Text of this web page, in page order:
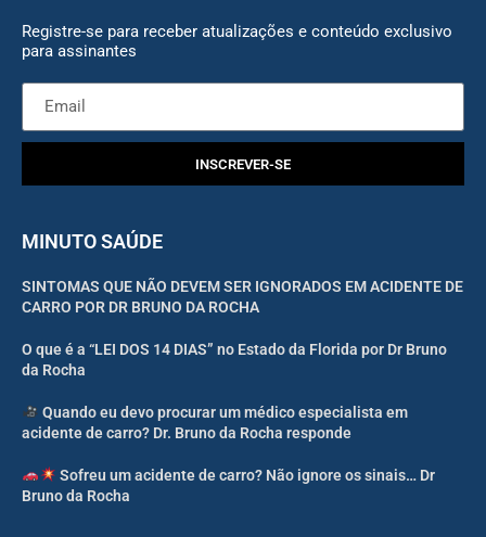
Registre-se para receber atualizações e conteúdo exclusivo
para assinantes
INSCREVER-SE
MINUTO SAÚDE
SINTOMAS QUE NÃO DEVEM SER IGNORADOS EM ACIDENTE DE
CARRO POR DR BRUNO DA ROCHA
O que é a “LEI DOS 14 DIAS” no Estado da Florida por Dr Bruno
da Rocha
Quando eu devo procurar um médico especialista em
acidente de carro? Dr. Bruno da Rocha responde
Sofreu um acidente de carro? Não ignore os sinais… Dr
Bruno da Rocha